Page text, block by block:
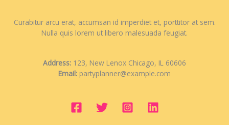
Curabitur arcu erat, accumsan id imperdiet et, porttitor at sem.
Nulla quis lorem ut libero malesuada feugiat.
Address: 123, New Lenox Chicago, IL 60606
Email: partyplanner@example.com